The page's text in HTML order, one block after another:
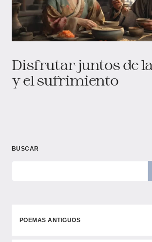
Disfrutar juntos de
y el sufrimiento
BUSCAR
POEMAS ANTIGUOS